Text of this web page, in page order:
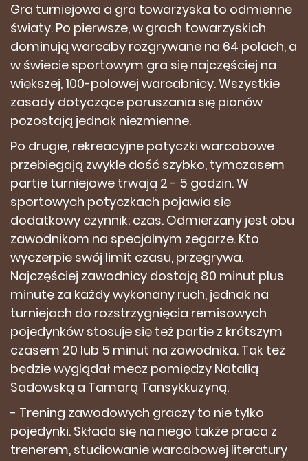
Gra turniejowa a gra towarzyska to odmienne
światy. Po pierwsze, w grach towarzyskich
dominują warcaby rozgrywane na 64 polach, a
w świecie sportowym gra się najczęściej na
większej, 100-polowej warcabnicy. Wszystkie
zasady dotyczące poruszania się pionów
pozostają jednak niezmienne.
Po drugie, rekreacyjne potyczki warcabowe
przebiegają zwykle dość szybko, tymczasem
partie turniejowe trwają 2 - 5 godzin. W
sportowych potyczkach pojawia się
dodatkowy czynnik: czas. Odmierzany jest obu
zawodnikom na specjalnym zegarze. Kto
wyczerpie swój limit czasu, przegrywa.
Najczęściej zawodnicy dostają 80 minut plus
minutę za każdy wykonany ruch, jednak na
turniejach do rozstrzygnięcia remisowych
pojedynków stosuje się też partie z krótszym
czasem 20 lub 5 minut na zawodnika. Tak też
będzie wyglądał mecz pomiędzy Natalią
Sadowską a Tamarą Tansykkużyną.
- Trening zawodowych graczy to nie tylko
pojedynki. Składa się na niego także praca z
trenerem, studiowanie warcabowej literatury